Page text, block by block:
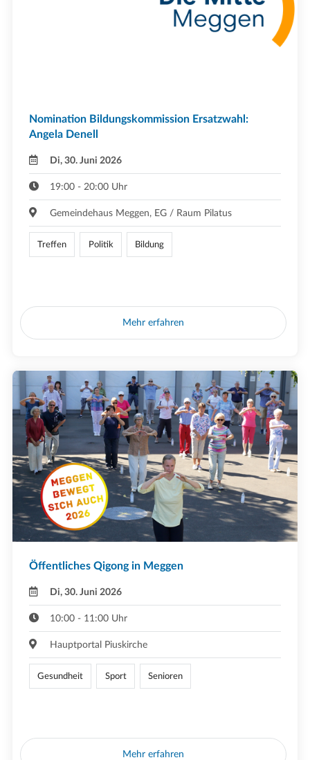
Nomination Bildungskommission Ersatzwahl:
Angela Denell
Di, 30. Juni 2026
19:00 - 20:00 Uhr
Gemeindehaus Meggen, EG / Raum Pilatus
Treffen Politik Bildung
Mehr erfahren
Öffentliches Qigong in Meggen
Di, 30. Juni 2026
10:00 - 11:00 Uhr
Hauptportal Piuskirche
Gesundheit Sport Senioren
Mehr erfahren